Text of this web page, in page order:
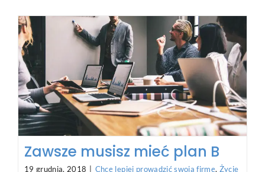
Zawsze musisz mieć plan B
19 grudnia, 2018 Chcę lepiej prowadzić swoją firmę, Życie